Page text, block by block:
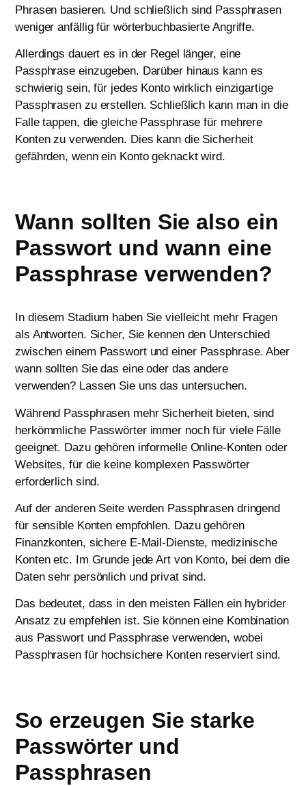
Phrasen basieren. Und schließlich sind Passphrasen
weniger anfällig für wörterbuchbasierte Angriffe.
Allerdings dauert es in der Regel länger, eine
Passphrase einzugeben. Darüber hinaus kann es
schwierig sein, für jedes Konto wirklich einzigartige
Passphrasen zu erstellen. Schließlich kann man in die
Falle tappen, die gleiche Passphrase für mehrere
Konten zu verwenden. Dies kann die Sicherheit
gefährden, wenn ein Konto geknackt wird.
Wann sollten Sie also ein
Passwort und wann eine
Passphrase verwenden?
In diesem Stadium haben Sie vielleicht mehr Fragen
als Antworten. Sicher, Sie kennen den Unterschied
zwischen einem Passwort und einer Passphrase. Aber
wann sollten Sie das eine oder das andere
verwenden? Lassen Sie uns das untersuchen.
Während Passphrasen mehr Sicherheit bieten, sind
herkömmliche Passwörter immer noch für viele Fälle
geeignet. Dazu gehören informelle Online-Konten oder
Websites, für die keine komplexen Passwörter
erforderlich sind.
Auf der anderen Seite werden Passphrasen dringend
für sensible Konten empfohlen. Dazu gehören
Finanzkonten, sichere E-Mail-Dienste, medizinische
Konten etc. Im Grunde jede Art von Konto, bei dem die
Daten sehr persönlich und privat sind.
Das bedeutet, dass in den meisten Fällen ein hybrider
Ansatz zu empfehlen ist. Sie können eine Kombination
aus Passwort und Passphrase verwenden, wobei
Passphrasen für hochsichere Konten reserviert sind.
So erzeugen Sie starke
Passwörter und
Passphrasen